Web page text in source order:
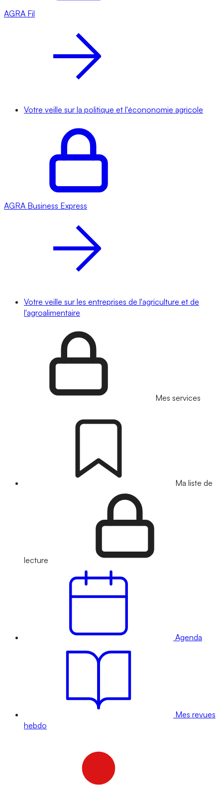
AGRA Fil
Votre veille sur la politique et l'écononomie agricole
AGRA Business Express
Votre veille sur les entreprises de l'agriculture et de
l'agroalimentaire
Mes services
Ma liste de
lecture
Agenda
Mes revues
hebdo